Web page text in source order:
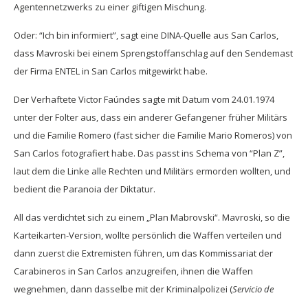
Agentennetzwerks zu einer giftigen Mischung.
Oder: “Ich bin informiert”, sagt eine DINA-Quelle aus San Carlos,
dass Mavroski bei einem Sprengstoffanschlag auf den Sendemast
der Firma ENTEL in San Carlos mitgewirkt habe.
Der Verhaftete Victor Faúndes sagte mit Datum vom 24.01.1974
unter der Folter aus, dass ein anderer Gefangener früher Militärs
und die Familie Romero (fast sicher die Familie Mario Romeros) von
San Carlos fotografiert habe. Das passt ins Schema von “Plan Z”,
laut dem die Linke alle Rechten und Militärs ermorden wollten, und
bedient die Paranoia der Diktatur.
All das verdichtet sich zu einem „Plan Mabrovski“. Mavroski, so die
Karteikarten-Version, wollte persönlich die Waffen verteilen und
dann zuerst die Extremisten führen, um das Kommissariat der
Carabineros in San Carlos anzugreifen, ihnen die Waffen
wegnehmen, dann dasselbe mit der Kriminalpolizei (Servicio de